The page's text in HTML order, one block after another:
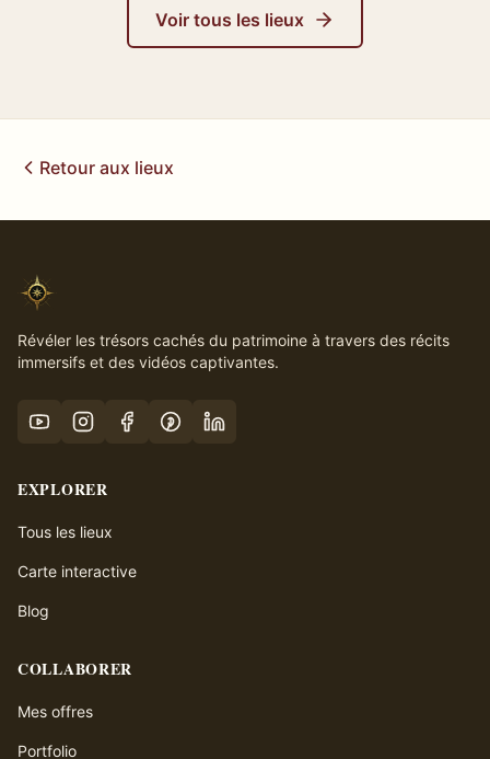
Voir tous les lieux
Retour aux lieux
Révéler les trésors cachés du patrimoine à travers des récits
immersifs et des vidéos captivantes.
EXPLORER
Tous les lieux
Carte interactive
Blog
COLLABORER
Mes offres
Portfolio